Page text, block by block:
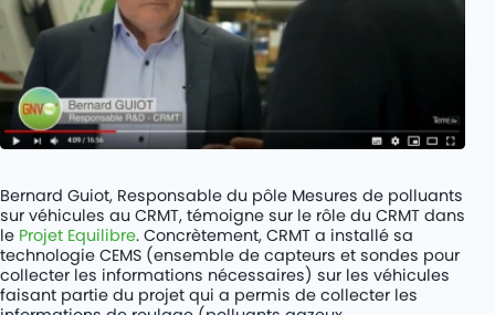
PROJETS
SOCIÉTÉ
CONTACT
Bernard Guiot, Responsable du pôle Mesures de polluants
sur véhicules au CRMT, témoigne sur le rôle du CRMT dans
le Projet Equilibre. Concrètement, CRMT a installé sa
technologie CEMS (ensemble de capteurs et sondes pour
collecter les informations nécessaires) sur les véhicules
faisant partie du projet qui a permis de collecter les